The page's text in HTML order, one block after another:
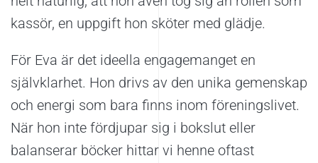
kassör, en uppgift hon sköter med glädje.
För Eva är det ideella engagemanget en
självklarhet. Hon drivs av den unika gemenskap
och energi som bara finns inom föreningslivet.
När hon inte fördjupar sig i bokslut eller
balanserar böcker hittar vi henne oftast